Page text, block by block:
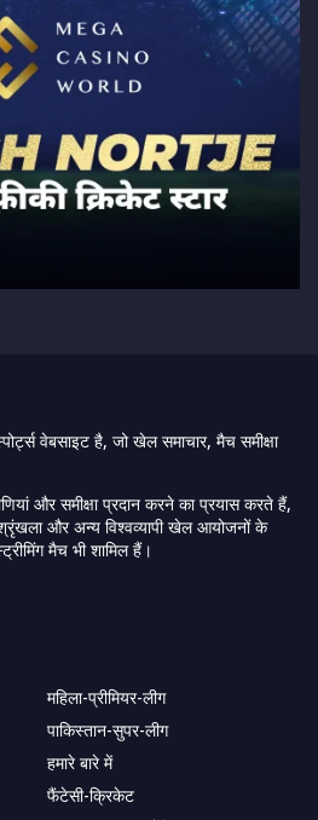
वेबसाइट है, जो खेल समाचार, मैच समीक्षा
और समीक्षा प्रदान करने का प्रयास करते हैं,
और अन्य विश्वव्यापी खेल आयोजनों के
मैच भी शामिल हैं।
महिला-प्रीमियर-लीग
पाकिस्तान-सुपर-लीग
हमारे बारे में
फैंटेसी-क्रिकेट